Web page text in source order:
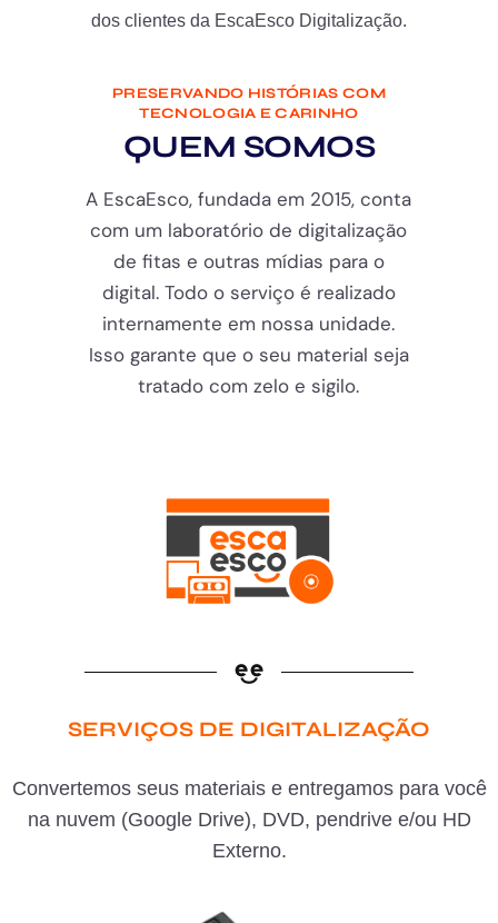
dos clientes da EscaEsco Digitalização.
PRESERVANDO HISTÓRIAS COM
TECNOLOGIA E CARINHO
QUEM SOMOS
A EscaEsco, fundada em 2015, conta
com um laboratório de digitalização
de fitas e outras mídias para o
digital. Todo o serviço é realizado
internamente em nossa unidade.
Isso garante que o seu material seja
tratado com zelo e sigilo.
SERVIÇOS DE DIGITALIZAÇÃO
Convertemos seus materiais e entregamos para você
na nuvem (Google Drive), DVD, pendrive e/ou HD
Externo.